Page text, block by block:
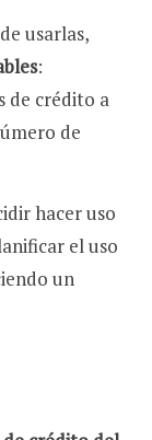
usarlas,
:
de crédito a
de
hacer uso
el uso
un